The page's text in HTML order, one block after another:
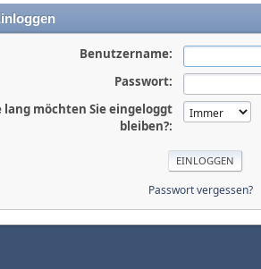
Benutzername:
Passwort:
lang möchten Sie eingeloggt
bleiben?:
Passwort vergessen?